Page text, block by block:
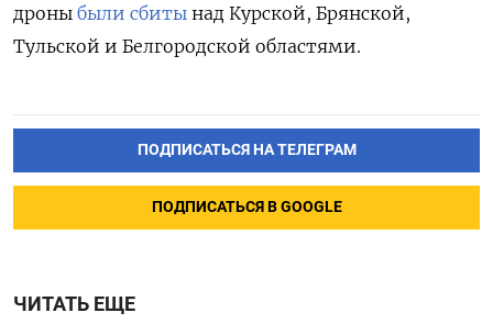
дроны были сбиты над Курской, Брянской,
Тульской и Белгородской областями.
ПОДПИСАТЬСЯ НА ТЕЛЕГРАМ
ПОДПИСАТЬСЯ В GOOGLE
ЧИТАТЬ ЕЩЕ